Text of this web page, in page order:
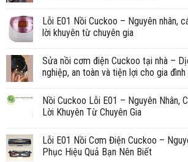
Lỗi E01 Nồi Cuckoo – Nguyên nhân,
lời khuyên từ chuyên gia
Sửa nồi cơm điện Cuckoo tại nhà –
nghiệp, an toàn và tiện lợi cho gia đình
Nồi Cuckoo Lỗi E01 – Nguyên Nhân,
Lời Khuyên Từ Chuyên Gia
Lỗi E01 Nồi Cơm Điện Cuckoo –
Phục Hiệu Quả Bạn Nên Biết